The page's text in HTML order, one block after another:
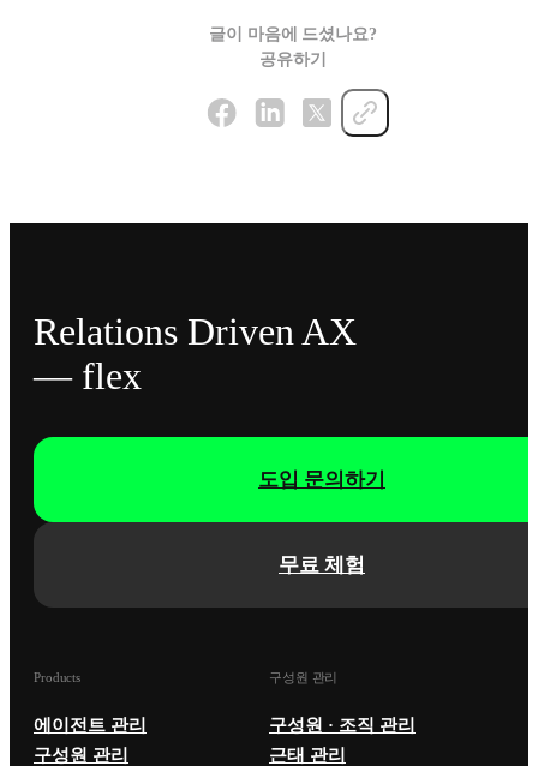
글이 마음에 드셨나요?
공유하기
Relations Driven AX
— flex
무료 체험
도입 문의하기
Products
에이전트 관리
구성원 관리
구성원 관리
구성원 · 조직 관리
근태 관리